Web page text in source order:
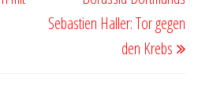
Sebastien Haller: Tor gegen
den Krebs